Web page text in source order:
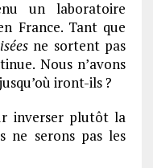
un laboratoire
France. Tant que
ne sortent pas
Nous n’avons
iront-ils ?
inverser plutôt la
ne serons pas les